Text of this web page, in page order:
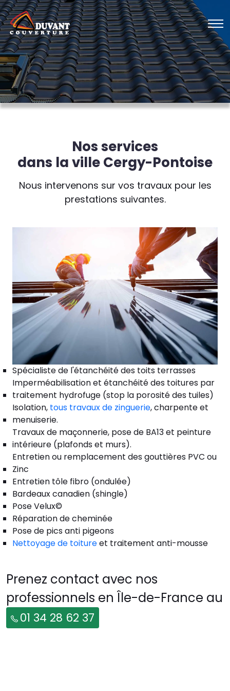
Nos services
dans la ville Cergy-Pontoise
Nous intervenons sur vos travaux pour les
prestations suivantes.
Spécialiste de l'étanchéité des toits terrasses
Imperméabilisation et étanchéité des toitures par
traitement hydrofuge (stop la porosité des tuiles)
Isolation, tous travaux de zinguerie, charpente et
menuiserie.
Travaux de maçonnerie, pose de BA13 et peinture
intérieure (plafonds et murs).
Entretien ou remplacement des gouttières PVC ou
Zinc
Entretien tôle fibro (ondulée)
Bardeaux canadien (shingle)
Pose Velux©
Réparation de cheminée
Pose de pics anti pigeons
Nettoyage de toitureet traitement anti-mousse
Prenez contact avec nos
professionnels en Île-de-France au
01 34 28 62 37